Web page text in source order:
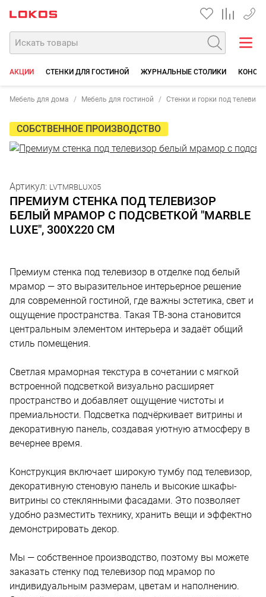
+7
АКЦИИ СТЕНКИ ДЛЯ ГОСТИНОЙ ЖУРНАЛЬНЫЕ СТОЛИКИ
Мебель для дома Мебель для гостиной Стенки и горки под
СОБСТВЕННОЕ ПРОИЗВОДСТВО
Артикул: LVTMRBLUX05
ПРЕМИУМ СТЕНКА ПОД ТЕЛЕВИЗОР
БЕЛЫЙ МРАМОР С ПОДСВЕТКОЙ "MARBLE
LUXE", 300Х220 СМ
Премиум стенка под телевизор в отделке под белый
мрамор — это выразительное интерьерное решение
для современной гостиной, где важны эстетика, свет и
ощущение пространства. Такая ТВ-зона становится
центральным элементом интерьера и задаёт общий
стиль помещения.
Светлая мраморная текстура в сочетании с мягкой
встроенной подсветкой визуально расширяет
пространство и добавляет ощущение чистоты и
премиальности. Подсветка подчёркивает витрины и
декоративную панель, создавая уютную атмосферу в
вечернее время.
Конструкция включает широкую тумбу под телевизор,
декоративную стеновую панель и высокие шкафы-
витрины со стеклянными фасадами. Это позволяет
удобно разместить технику, хранить вещи и эффектно
демонстрировать декор.
Мы — собственное производство, поэтому вы можете
заказать стенку под телевизор под мрамор по
индивидуальным размерам, цветам и наполнению.